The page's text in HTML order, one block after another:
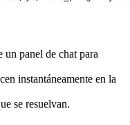
panel de chat para
instantáneamente en la
se resuelvan.